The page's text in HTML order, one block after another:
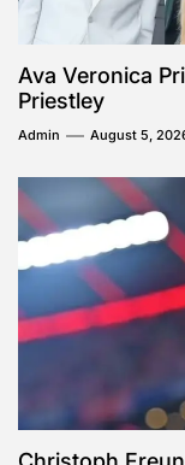
Ava Veronica
Priestley
Admin August 5,